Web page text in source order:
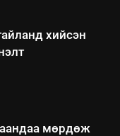
хийсэн
мөрдөж